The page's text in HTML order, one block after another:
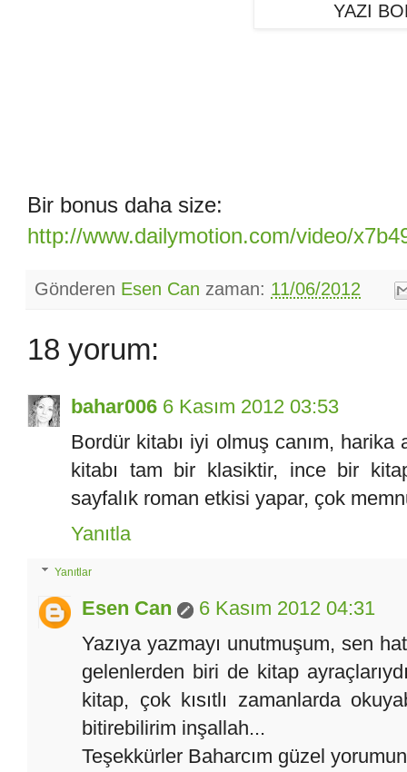
YAZI
Bir bonus daha size:
http://www.dailymotion.com/video/
Gönderen Esen Can zaman: 11/06/2012
18 yorum:
bahar006 6 Kasım 2012 03:53
Bordür kitabı iyi olmuş canım,
kitabı tam bir klasiktir, ince bir
sayfalık roman etkisi yapar, çok
Yanıtla
Yanıtlar
Esen Can
6 Kasım 2012 04:31
Yazıya yazmayı unutmuşum, sen
gelenlerden biri de kitap
kitap, çok kısıtlı zamanlarda
bitirebilirim inşallah...
Teşekkürler Baharcım güzel